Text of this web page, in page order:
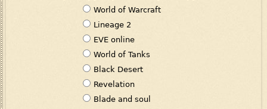
В
а
р
и
а
н
т
World of Warcraft
Lineage 2
EVE online
World of Tanks
Black Desert
Revelation
Blade and soul